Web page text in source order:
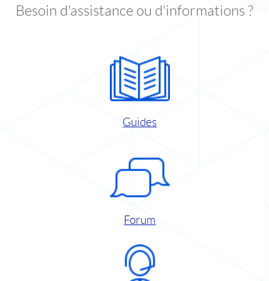
Besoin d'assistance ou d'informations ?
Guides
Forum